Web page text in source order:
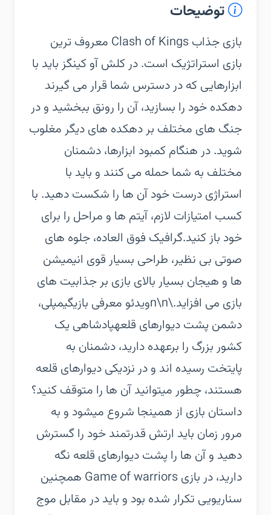
توضیحات
بازی جذاب Clash of Kings معروف ترین
بازی استراتژیک است. در کلش آو کینگز باید با
ابزارهایی که در دسترس شما قرار می گیرند
دهکده خود را بسازید، آن را رونق ببخشید و در
جنگ های مختلف بر دهکده های دیگر مغلوب
شوید. در هنگام کمبود ابزارها، دشمنان
مختلف به شما حمله می کنند و باید با
استراژی درست خود آن ها را شکست دهید. با
کسب امتیازات لازم، آیتم ها و مراحل را برای
خود باز کنید.گرافیک فوق العاده، جلوه های
صوتی بی نظیر، طراحی بسیار قوی انیمیشن
ها و هیجان بسیار بالای بازی بر جذابیت های
بازی می افزاید.\n\nویدئو معرفی بازیگیمپلی،
دشمن پشت دیوارهای قلعهپادشاهی یک
کشور بزرگ را برعهده دارید، دشمنان به
پایتخت رسیده اند و در نزدیکی دیوارهای قلعه
هستند، چطور میتوانید آن ها را متوقف کنید؟
داستان بازی از همینجا شروع میشود و به
مرور زمان باید ارتش قدرتمند خود را گسترش
دهید و آن ها را پشت دیوارهای قلعه نگه
دارید، در بازی Game of warriors همچنین
سناریویی تکرار شده بود و باید در مقابل موج